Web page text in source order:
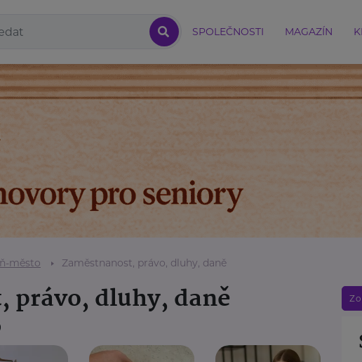
SPOLEČNOSTI MAGAZÍN
město Zaměstnanost, právo, dluhy, daně
právo, dluhy, daně